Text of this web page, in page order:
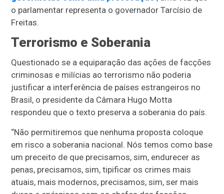
o parlamentar representa o governador Tarcísio de
Freitas.
Terrorismo e Soberania
Questionado se a equiparação das ações de facções
criminosas e milícias ao terrorismo não poderia
justificar a interferência de países estrangeiros no
Brasil, o presidente da Câmara Hugo Motta
respondeu que o texto preserva a soberania do país.
“Não permitiremos que nenhuma proposta coloque
em risco a soberania nacional. Nós temos como base
um preceito de que precisamos, sim, endurecer as
penas, precisamos, sim, tipificar os crimes mais
atuais, mais modernos, precisamos, sim, ser mais